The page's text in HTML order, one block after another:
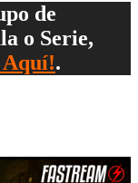
de
o Serie,
Aquí!.